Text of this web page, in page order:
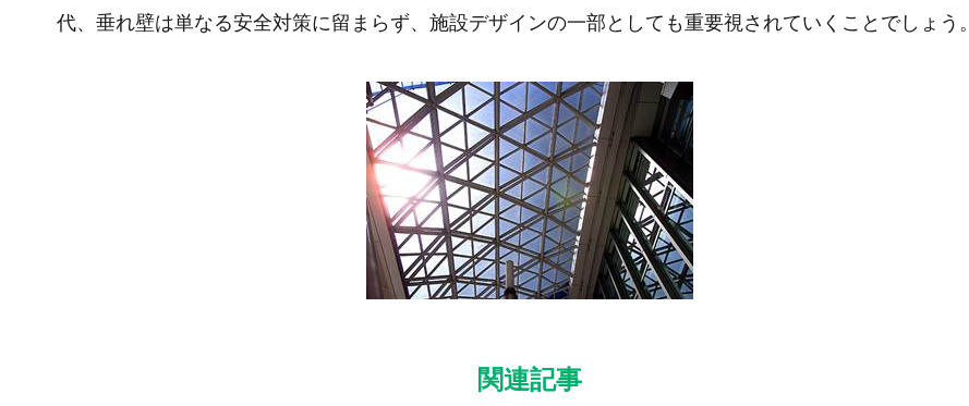
代、垂れ壁は単なる安全対策に留まらず、施設デザインの一部としても重要視されていくことでしょう。
関連記事